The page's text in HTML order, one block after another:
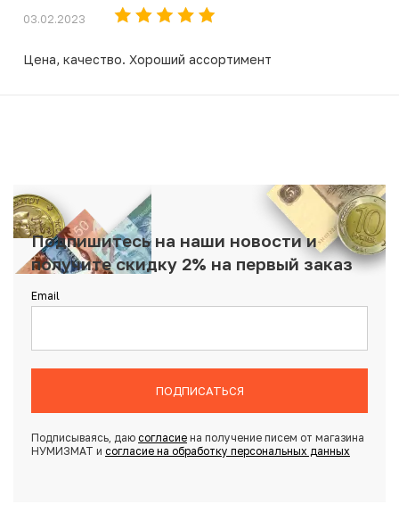
03.02.2023
Цена, качество. Хороший ассортимент
Подпишитесь на наши новости и
получите скидку 2% на первый заказ
Email
ПОДПИСАТЬСЯ
Подписываясь, даю согласиена получение писем от магазина
НУМИЗМАТ и согласие на обработку персональных данных